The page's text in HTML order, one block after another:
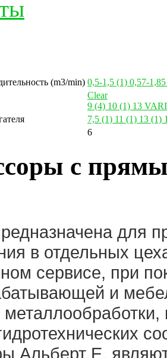
(m3/min) 0,5-1,5 (1) 0,57-
Clear
9 (4) 10 (1) 13
7,5 (1) 11 (1) 13 (1)
6
с
для
в отдельных
сервисе, при
и
Альберт E.